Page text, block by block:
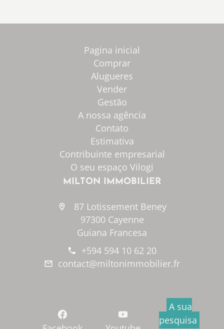
Pagina inicial
Comprar
Alugueres
Vender
Gestão
A nossa agência
Contato
Estimativa
Contribuinte empresarial
O seu espaço Vilogi
MILTON IMMOBILIER
87 Lotissement Beney
97300 Cayenne
Guiana Francesa
+594 594 10 62 20
contact@miltonimmobilier.fr
A sua
pesquisa